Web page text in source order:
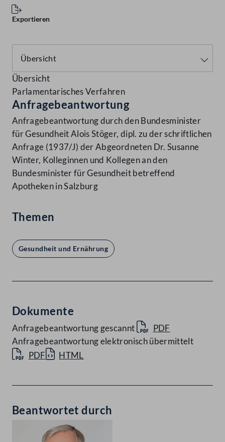
Exportieren
Übersicht
Parlamentarisches Verfahren
Anfragebeantwortung
Anfragebeantwortung durch den Bundesminister
für Gesundheit Alois Stöger, dipl. zu der schriftlichen
Anfrage (1937/J) der Abgeordneten Dr. Susanne
Winter, Kolleginnen und Kollegen an den
Bundesminister für Gesundheit betreffend
Apotheken in Salzburg
Themen
Gesundheit und Ernährung
Dokumente
Anfragebeantwortung gescannt
PDF
Anfragebeantwortung elektronisch übermittelt
PDF
HTML
Beantwortet durch